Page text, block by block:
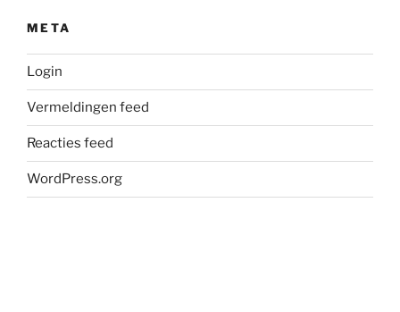
META
Login
Vermeldingen feed
Reacties feed
WordPress.org